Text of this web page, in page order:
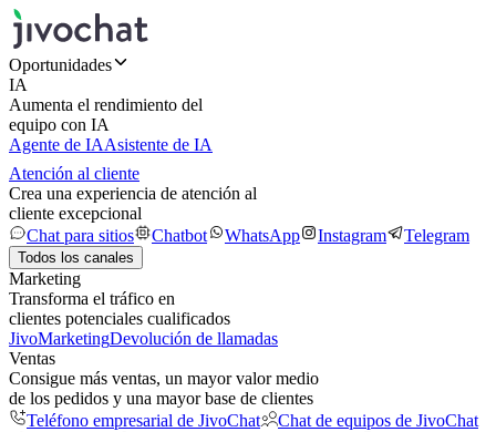
Oportunidades
IA
Aumenta el rendimiento del
equipo con IA
Agente de IAAsistente de IA
Atención al cliente
Crea una experiencia de atención al
cliente excepcional
Chat para sitios
Chatbot WhatsApp Instagram Telegram
Todos los canales
Marketing
Transforma el tráfico en
clientes potenciales cualificados
JivoMarketingDevolución de llamadas
Ventas
Consigue más ventas, un mayor valor medio
de los pedidos y una mayor base de clientes
Teléfono empresarial de JivoChat
Chat de equipos de JivoChat